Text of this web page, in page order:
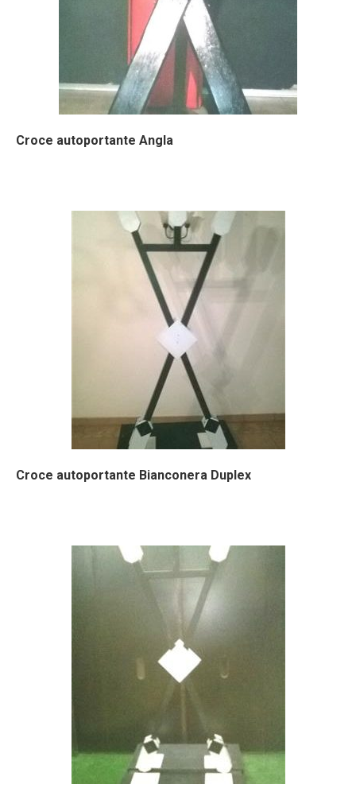
Croce autoportante Angla
Croce autoportante Bianconera Duplex